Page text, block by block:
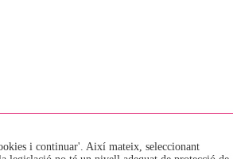
Oficial d'Idiomes de La Seu d'Urgell
i continuar'. Així mateix, seleccionant